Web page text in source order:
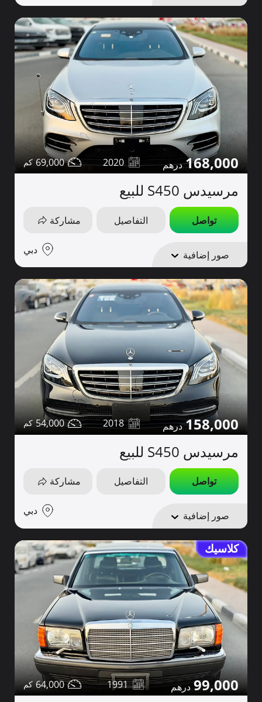
168,000
2020
69,000
مرسيدس S450 للبيع
تواصل التفاصيل مشاركة
صور إضافية دبي
158,000
2018
54,000
مرسيدس S450 للبيع
تواصل التفاصيل مشاركة
صور إضافية دبي
كلاسيك
99,000
1991
64,000